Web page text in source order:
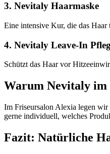
3. Nevitaly Haarmaske
Eine intensive Kur, die das Haar
4. Nevitaly Leave-In
Schützt das Haar vor
Warum Nevitaly im
Im Friseursalon Alexia legen
gerne individuell, welches
Fazit: Natürliche